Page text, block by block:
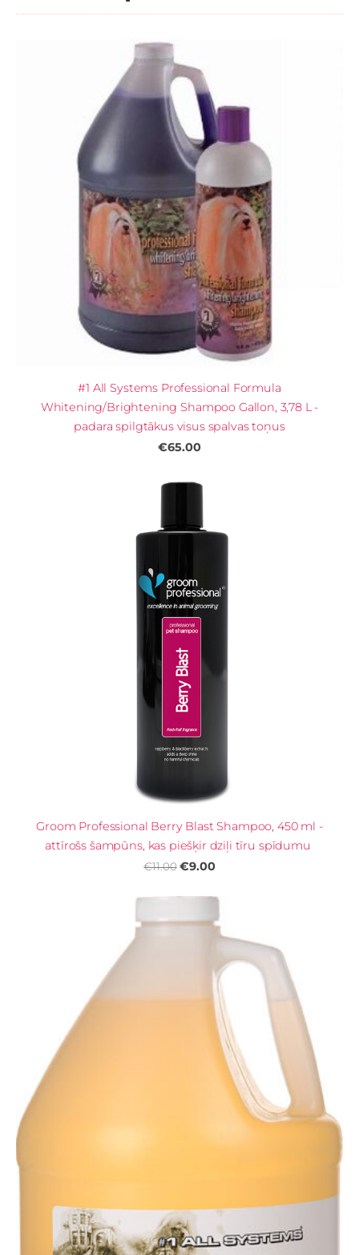
#1 All Systems Professional Formula
Whitening/Brightening Shampoo Gallon, 3,78 L -
padara spilgtākus visus spalvas toņus
€65.00
Groom Professional Berry Blast Shampoo, 450 ml -
attīrošs šampūns, kas piešķir dziļi tīru spīdumu
€11.00 €9.00